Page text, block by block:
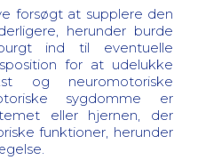
forsøgt at supplere den
herunder burde
ind til eventuelle
for at udelukke
og neuromotoriske
sygdomme er
eller hjernen, der
funktioner, herunder